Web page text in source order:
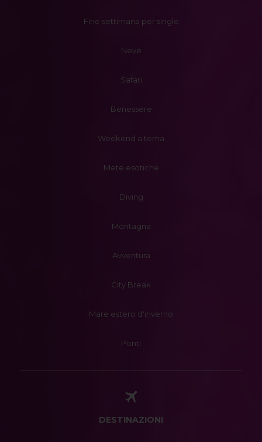
Fine settimana per single
Neve
Safari
Benessere
Weekend a tema
Mete esotiche
Diving
Montagna
Avventura
City Break
Mare estero d'inverno
Ponti
DESTINAZIONI